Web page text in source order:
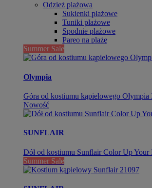
Odzież plażowa
Sukienki plażowe
Tuniki plażowe
Spodnie plażowe
Pareo na plażę
Summer Sale
Olympia
Góra od kostiumu kąpielowego Olympia
Nowość
SUNFLAIR
Dół od kostiumu Sunflair Color Up Your
Summer Sale